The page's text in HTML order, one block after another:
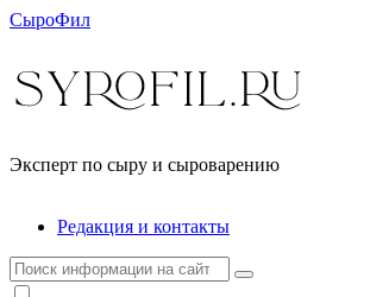
СыроФил
Эксперт по сыру и сыроварению
Редакция и контакты